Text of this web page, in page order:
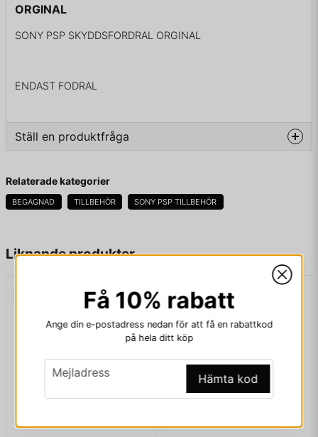
Liknande produkter
ORGINAL
SONY PSP SKYDDSFORDRAL ORGINAL
ENDAST FODRAL
Ställ en produktfråga
Fråga oss något om denna produkten...
Namn
Ja, ni får publicera min fråga
Relaterade kategorier
BEGAGNAD TILLBEHÖR SONY PSP TILLBEHÖR
Få 10% rabatt
Ange din e-postadress nedan för att få en rabattkod
på hela ditt köp
email
Mejladress Hämta kod